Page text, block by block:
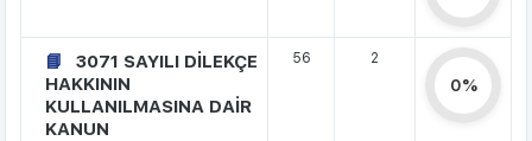
3071 SAYILI DİLEKÇE
HAKKININ
KULLANILMASINA DAİR
KANUN
56 2
0%